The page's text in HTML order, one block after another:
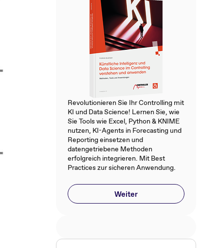
Revolutionieren Sie Ihr Controlling mit
KI und Data Science! Lernen Sie, wie
Sie Tools wie Excel, Python & KNIME
nutzen, KI-Agents in Forecasting und
Reporting einsetzen und
datengetriebene Methoden
erfolgreich integrieren. Mit Best
Practices zur sicheren Anwendung.
Weiter